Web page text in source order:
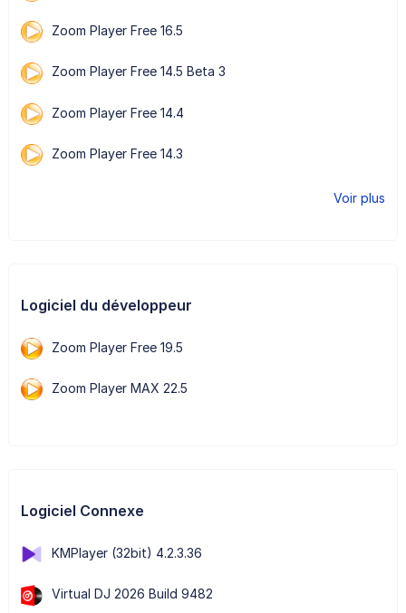
Zoom Player Free 16.5
Zoom Player Free 14.5 Beta 3
Zoom Player Free 14.4
Zoom Player Free 14.3
Voir plus
Logiciel du développeur
Zoom Player Free 19.5
Zoom Player MAX 22.5
Logiciel Connexe
KMPlayer (32bit) 4.2.3.36
Virtual DJ 2026 Build 9482